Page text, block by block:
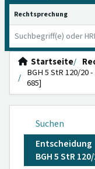
HRRS durchsuchen
Startseite
BGH 5 StR 120/20
685]
Suchen
Entscheidung
BGH 5 StR